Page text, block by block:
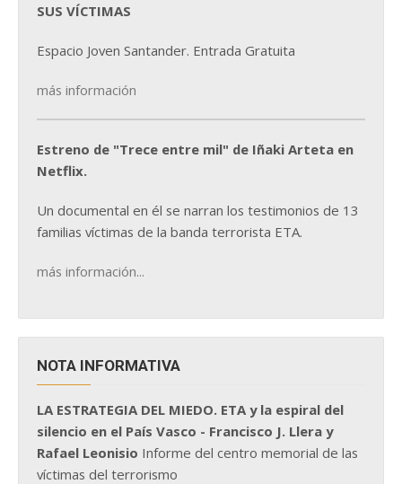
SUS VÍCTIMAS
Espacio Joven Santander. Entrada Gratuita
más información
Estreno de "Trece entre mil" de Iñaki Arteta en
Netflix.
Un documental en él se narran los testimonios de 13
familias víctimas de la banda terrorista ETA.
más información...
NOTA INFORMATIVA
LA ESTRATEGIA DEL MIEDO. ETA y la espiral del
silencio en el País Vasco - Francisco J. Llera y
Rafael Leonisio Informe del centro memorial de las
víctimas del terrorismo